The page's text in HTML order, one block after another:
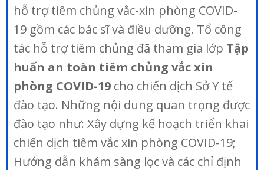
hỗ trợ tiêm chủng vắc-xin phòng COVID-
19 gồm các bác sĩ và điều dưỡng. Tổ công
tác hỗ trợ tiêm chủng đã tham gia lớp Tập
huấn an toàn tiêm chủng vắc xin
phòng COVID-19 cho chiến dịch Sở Y tế
đào tạo. Những nội dung quan trọng được
đào tạo như: Xây dựng kế hoạch triển khai
chiến dịch tiêm vắc xin phòng COVID-19;
Hướng dẫn khám sàng lọc và các chỉ định